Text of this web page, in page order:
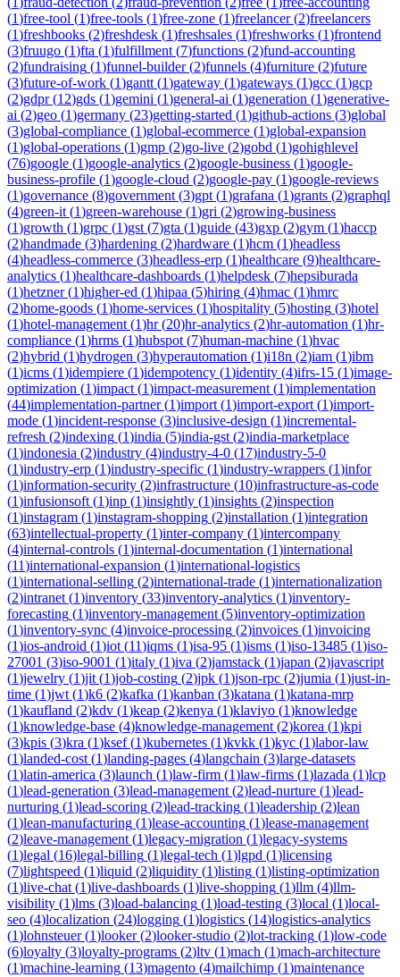
(1)free-tool (1)free-tools (1)free-zone (1)freelancer(2)freelancers
(1)freshbooks (2)freshdesk (1)freshsales (1)freshworks (1)frontend
(3)fruugo (1)fta (1)fulfillment (7)functions (2)fund-accounting
(2)fundraising (1)funnel-builder(2)funnels (4)furniture (2)future
(3)future-of-work (1)gantt (1)gateway (1)gateways (1)gcc (1)gcp
(2)gdpr(12)gds (1)gemini (1)general-ai (1)generation (1)generative-
ai (2)geo (1)germany (23)getting-started (1)github-actions (3)global
(3)global-compliance (1)global-ecommerce (1)global-expansion
(1)global-operations (1)gmp (2)go-live (2)gobd (1)gohighlevel
(76)google (1)google-analytics (2)google-business (1)google-
business-profile (1)google-cloud (2)google-pay (1)google-reviews
(1)governance (8)government (3)gpt (1)grafana (1)grants (2)graphql
(4)green-it (1)green-warehouse (1)gri (2)growing-business
(1)growth (1)grpc (1)gst (7)gta (1)guide (43)gxp (2)gym (1)haccp
(2)handmade (3)hardening (2)hardware (1)hcm (1)headless
(4)headless-commerce (3)headless-erp (1)healthcare (9)healthcare-
analytics (1)healthcare-dashboards (1)helpdesk (7)hepsiburada
(1)hetzner(1)higher-ed (1)hipaa (5)hiring (4)hmac (1)hmrc
(2)home-goods (1)home-services (1)hospitality (5)hosting (3)hotel
(1)hotel-management (1)hr(20)hr-analytics (2)hr-automation (1)hr-
compliance (1)hrms (1)hubspot (7)human-machine (1)hvac
(2)hybrid (1)hydrogen (3)hyperautomation (1)i18n (2)iam (1)ibm
(1)icms (1)idempiere (1)idempotency (1)identity (4)ifrs-15 (1)image-
optimization (1)impact (1)impact-measurement (1)implementation
(44)implementation-partner(1)import (1)import-export (1)import-
mode (1)incident-response (3)inclusive-design (1)incremental-
refresh (2)indexing (1)india (5)india-gst (2)india-marketplace
(1)indonesia (2)industry (4)industry-4-0 (17)industry-5-0
(1)industry-erp (1)industry-specific (1)industry-wrappers (1)infor
(1)information-security (2)infrastructure (10)infrastructure-as-code
(1)infusionsoft (1)inp (1)insightly (1)insights (2)inspection
(1)instagram (1)instagram-shopping (2)installation (1)integration
(63)intellectual-property (1)inter-company (1)intercompany
(4)internal-controls (1)internal-documentation (1)international
(11)international-expansion (1)international-logistics
(1)international-selling (2)international-trade (1)internationalization
(2)intranet (1)inventory (33)inventory-analytics (1)inventory-
forecasting (1)inventory-management (5)inventory-optimization
(1)inventory-sync (4)invoice-processing (2)invoices (1)invoicing
(1)ios-android (1)iot (11)iqms (1)isa-95 (1)isms (1)iso-13485 (1)iso-
27001 (3)iso-9001 (1)italy (1)iva (2)jamstack (1)japan (2)javascript
(1)jewelry (1)jit (1)job-costing (2)jpk (1)json-rpc (2)jumia (1)just-in-
time (1)jwt (1)k6 (2)kafka (1)kanban (3)katana (1)katana-mrp
(1)kaufland (2)kdv (1)keap (2)kenya (1)klaviyo (1)knowledge
(1)knowledge-base (4)knowledge-management (2)korea (1)kpi
(3)kpis (3)kra (1)ksef(1)kubernetes (1)kvkk (1)kyc (1)labor-law
(1)landed-cost (1)landing-pages (4)langchain (3)large-datasets
(1)latin-america (3)launch (1)law-firm (1)law-firms (1)lazada (1)lcp
(1)lead-generation (3)lead-management (2)lead-nurture (1)lead-
nurturing (1)lead-scoring (2)lead-tracking (1)leadership (2)lean
(1)lean-manufacturing (1)lease-accounting (1)lease-management
(2)leave-management (1)legacy-migration (1)legacy-systems
(1)legal (16)legal-billing (1)legal-tech (1)lgpd (1)licensing
(7)lightspeed (1)liquid (2)liquidity (1)listing (1)listing-optimization
(1)live-chat (1)live-dashboards (1)live-shopping (1)llm (4)llm-
visibility (1)lms (3)load-balancing (1)load-testing (3)local (1)local-
seo (4)localization (24)logging (1)logistics (14)logistics-analytics
(1)lohnsteuer(1)looker(2)looker-studio (2)lot-tracking (1)low-code
(6)loyalty (3)loyalty-programs (2)ltv (1)mach (1)mach-architecture
(1)machine-learning (13)magento (4)mailchimp (1)maintenance